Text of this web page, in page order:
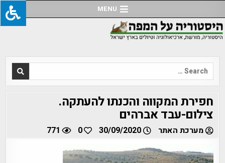
to
content
MENU
Search
for:
חפירת המקווה והכנתו להעתקה.
צילום-עבד אברהים
מערכת האתר 30/09/2020
0
771